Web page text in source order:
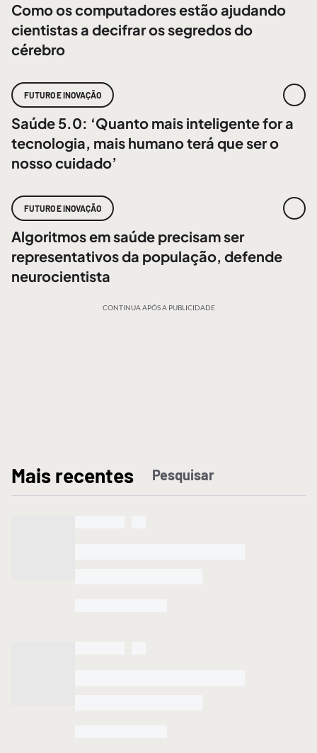
Como os computadores estão ajudando
cientistas a decifrar os segredos do
cérebro
FUTURO E INOVAÇÃO
Saúde 5.0: ‘Quanto mais inteligente for a
tecnologia, mais humano terá que ser o
nosso cuidado’
FUTURO E INOVAÇÃO
Algoritmos em saúde precisam ser
representativos da população, defende
neurocientista
CONTINUA APÓS A PUBLICIDADE
Mais recentes